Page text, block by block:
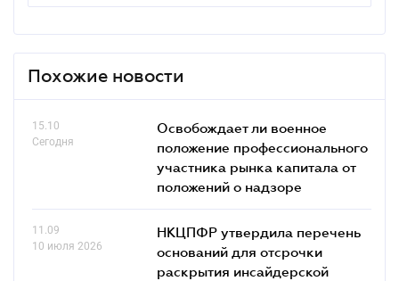
Похожие новости
15.10
Сегодня
Освобождает ли военное
положение профессионального
участника рынка капитала от
положений о надзоре
11.09
10 июля 2026
НКЦПФР утвердила перечень
оснований для отсрочки
раскрытия инсайдерской